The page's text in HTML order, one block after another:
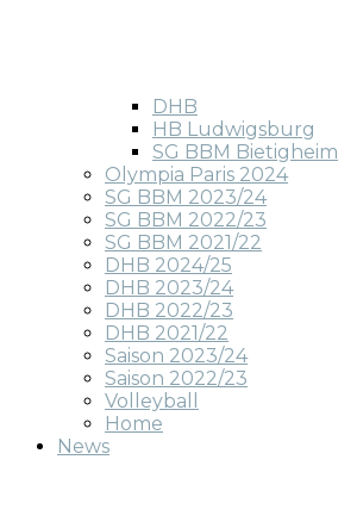
DHB
HB Ludwigsburg
SG BBM Bietigheim
Olympia Paris 2024
SG BBM 2023/24
SG BBM 2022/23
SG BBM 2021/22
DHB 2024/25
DHB 2023/24
DHB 2022/23
DHB 2021/22
Saison 2023/24
Saison 2022/23
Volleyball
Home
News